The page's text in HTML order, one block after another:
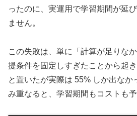
ったのに、実運用で学習期間が延
ません。
この失敗は、単に「計算が足りな
提条件を固定しすぎたことから起
と置いたが実際は 55% しか出なか
み重なると、学習期間もコストも予